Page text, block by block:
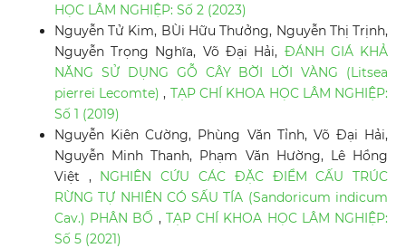
HỌC LÂM NGHIỆP: Số 2 (2023)
Nguyễn Tử Kim, BÙi Hữu Thưởng, Nguyễn Thị Trịnh,
Nguyễn Trọng Nghĩa, Võ Đại Hải, ĐÁNH GIÁ KHẢ
NĂNG SỬ DỤNG GỖ CÂY BỜI LỜI VÀNG (Litsea
pierrei Lecomte), TẠP CHÍ KHOA HỌC LÂM NGHIỆP:
Số 1 (2019)
Nguyễn Kiên Cường, Phùng Văn Tỉnh, Võ Đại Hải,
Nguyễn Minh Thanh, Phạm Văn Hường, Lê Hồng
Việt , NGHIÊN CỨU CÁC ĐẶC ĐIỂM CẤU TRÚC
RỪNG TỰ NHIÊN CÓ SẤU TÍA (Sandoricum indicum
Cav.) PHÂN BỐ , TẠP CHÍ KHOA HỌC LÂM NGHIỆP:
Số 5 (2021)